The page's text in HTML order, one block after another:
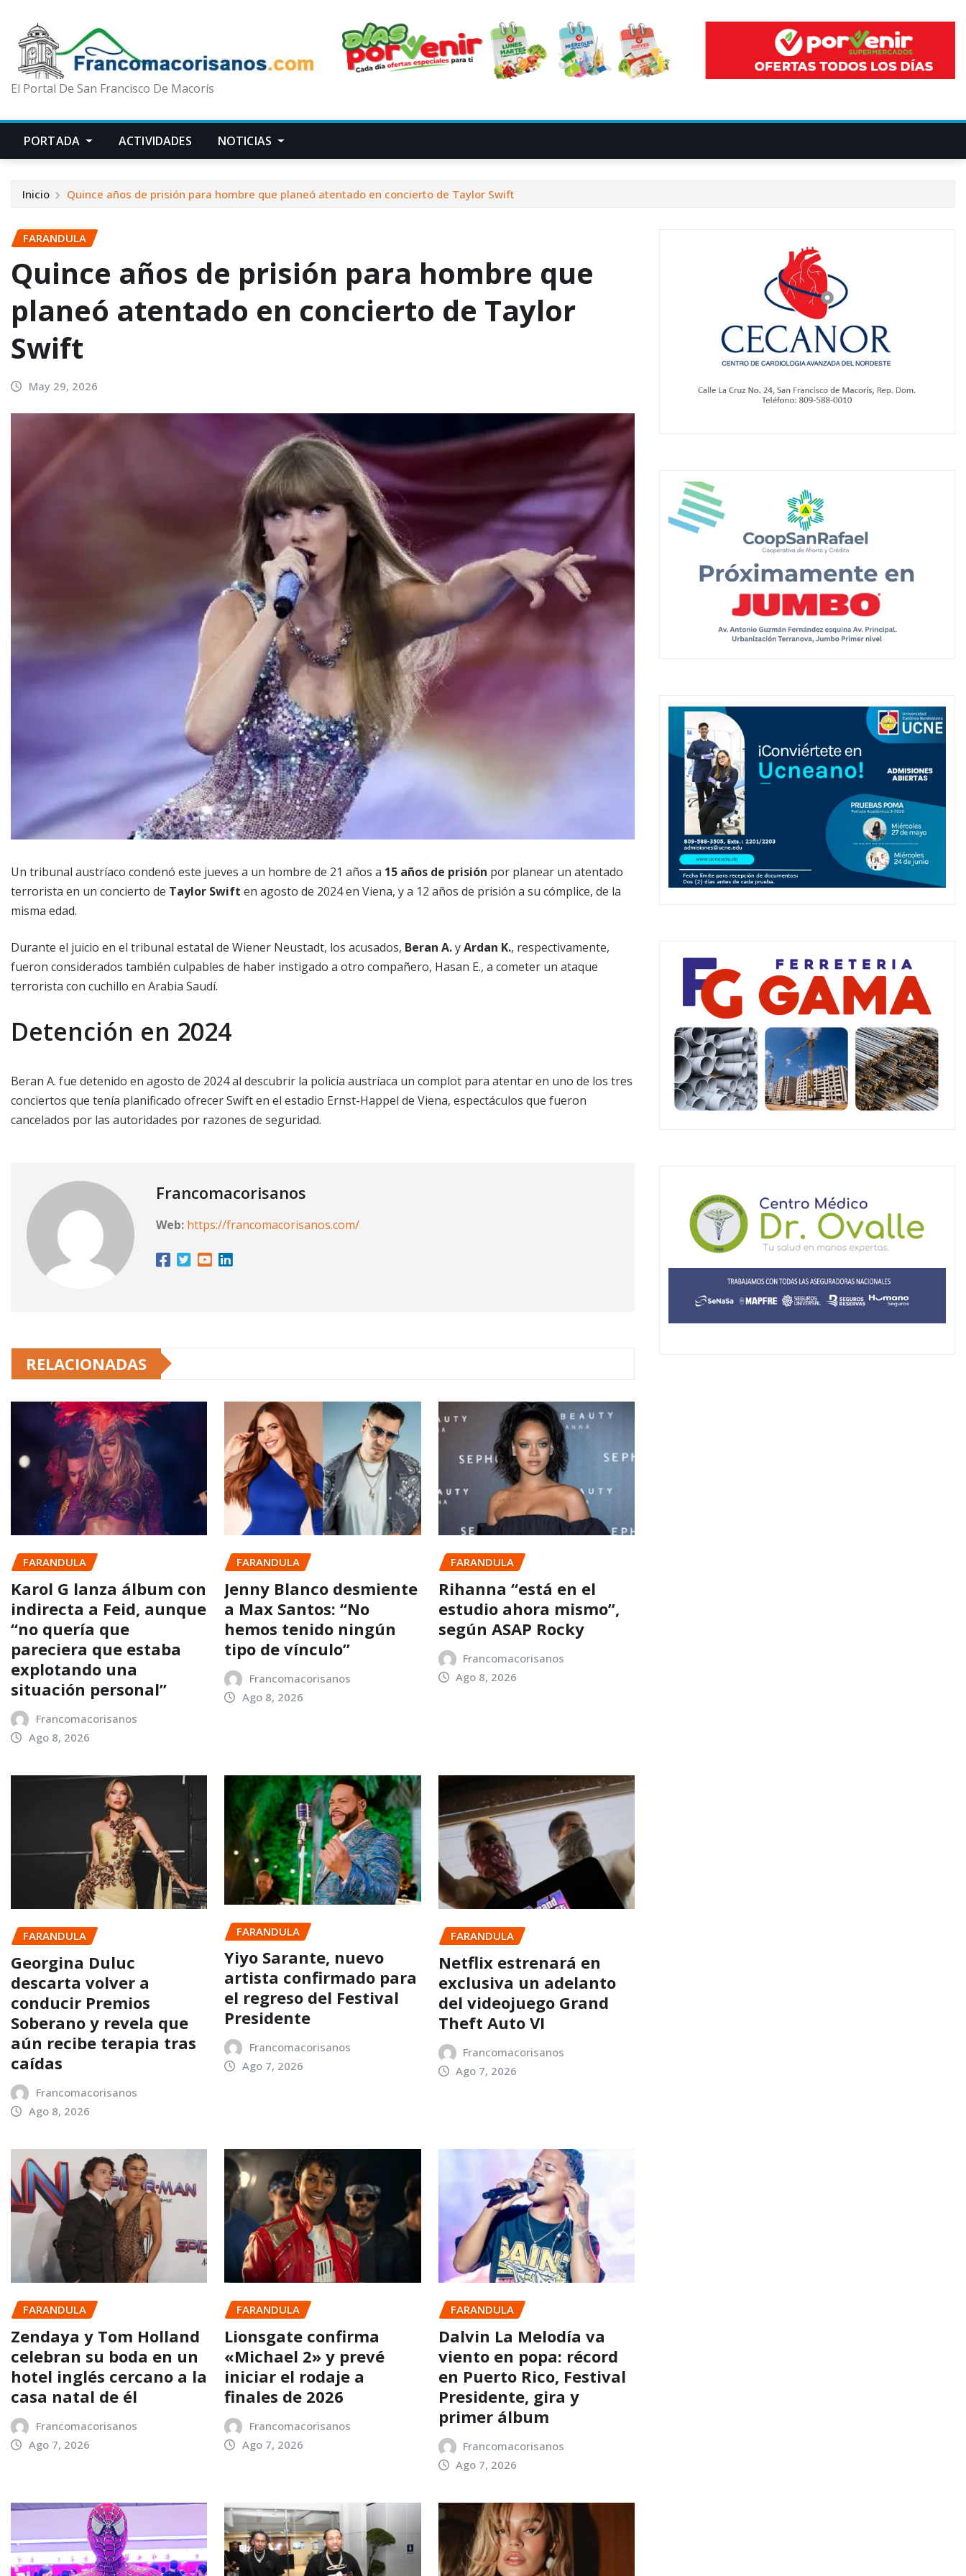
El Portal De San Francisco De Macorís
PORTADA ACTIVIDADES NOTICIAS
Inicio Quince años de prisión para hombre que planeó atentado en concierto de Taylor Swift
FARANDULA
Quince años de prisión para hombre que
planeó atentado en concierto de Taylor
Swift
May 29, 2026
Un tribunal austríaco condenó este jueves a un hombre de 21 años a 15 años de prisión por planear un atentado
terrorista en un concierto de Taylor Swift en agosto de 2024 en Viena, y a 12 años de prisión a su cómplice, de la
misma edad.
Durante el juicio en el tribunal estatal de Wiener Neustadt, los acusados, Beran A.yArdan K., respectivamente,
fueron considerados también culpables de haber instigado a otro compañero, Hasan E., a cometer un ataque
terrorista con cuchillo en Arabia Saudí.
Detención en 2024
Beran A. fue detenido en agosto de 2024 al descubrir la policía austríaca un complot para atentar en uno de los tres
conciertos que tenía planificado ofrecer Swift en el estadio Ernst-Happel de Viena, espectáculos que fueron
cancelados por las autoridades por razones de seguridad.
Francomacorisanos
Web: https://francomacorisanos.com/
RELACIONADAS
FARANDULA
Karol G lanza álbum con
indirecta a Feid, aunque
“no quería que
pareciera que estaba
explotando una
situación personal”
Francomacorisanos
Ago 8, 2026
FARANDULA
Jenny Blanco desmiente
a Max Santos: “No
hemos tenido ningún
tipo de vínculo”
Francomacorisanos
Ago 8, 2026
FARANDULA
Rihanna “está en el
estudio ahora mismo”,
según ASAP Rocky
Francomacorisanos
Ago 8, 2026
FARANDULA
Georgina Duluc
descarta volver a
conducir Premios
Soberano y revela que
aún recibe terapia tras
caídas
Francomacorisanos
Ago 8, 2026
FARANDULA
Yiyo Sarante, nuevo
artista confirmado para
el regreso del Festival
Presidente
Francomacorisanos
Ago 7, 2026
FARANDULA
Netflix estrenará en
exclusiva un adelanto
del videojuego Grand
Theft Auto VI
Francomacorisanos
Ago 7, 2026
FARANDULA
Zendaya y Tom Holland
celebran su boda en un
hotel inglés cercano a la
casa natal de él
Francomacorisanos
Ago 7, 2026
FARANDULA
Lionsgate confirma
«Michael 2» y prevé
iniciar el rodaje a
finales de 2026
Francomacorisanos
Ago 7, 2026
FARANDULA
Dalvin La Melodía va
viento en popa: récord
en Puerto Rico, Festival
Presidente, gira y
primer álbum
Francomacorisanos
Ago 7, 2026